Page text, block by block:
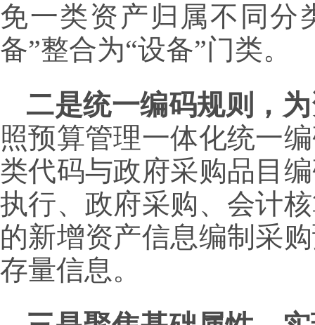
免一类资产归属不同分
备”整合为“设备”门类。
二是统一编码规则，
照预算管理一体化统一
类代码与政府采购品目
执行、政府采购、会计
的新增资产信息编制采
存量信息。